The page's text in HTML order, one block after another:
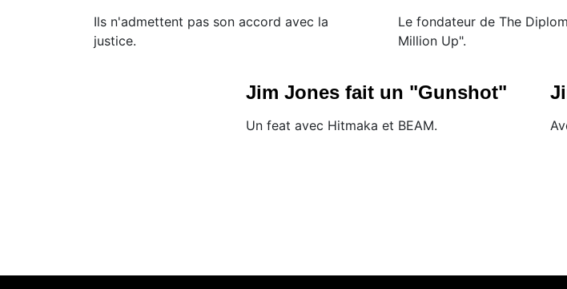
Ils n'admettent pas son accord avec la
justice.
Le fondateur de The
Million Up".
Jim Jones fait un "Gunshot"
Un feat avec Hitmaka et BEAM.